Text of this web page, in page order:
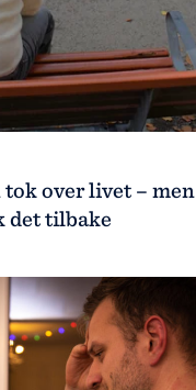
over livet – men
det tilbake